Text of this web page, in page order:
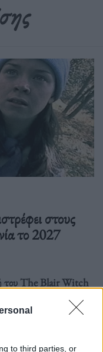
to third parties, or
στους
το 2027
του The Blair Witch